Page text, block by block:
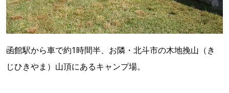
函館駅から車で約1時間半、お隣・北斗市の木地挽山（き
じひきやま）山頂にあるキャンプ場。